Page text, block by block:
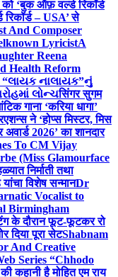
‘बुक ऑफ़ वर्ल्ड रिकॉर्ड
– USA’ से
And Composer
LyricistA
Reena
Health Reform
નાલાયક”નું
લોન્ચसिंगर सुगम
गाना ‘करिया धागा’
ने ‘होप्स मिस्टर, मिस
2026’ का शानदार
To CM Vijay
(Miss Glamourface
निर्माती तथा
यांचा विशेष सन्मानDr
Vocalist to
Birmingham
के दौरान फूट-फूटकर रो
दिया पूरा सेटShabnam
And Creative
Series “Chhodo
कहानी है मोहित एम राय